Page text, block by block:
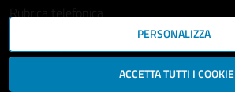
Rubrica telefonica
SEGUICI SU
PERSONALIZZA
ACCETTA TUTTI I COOKIE